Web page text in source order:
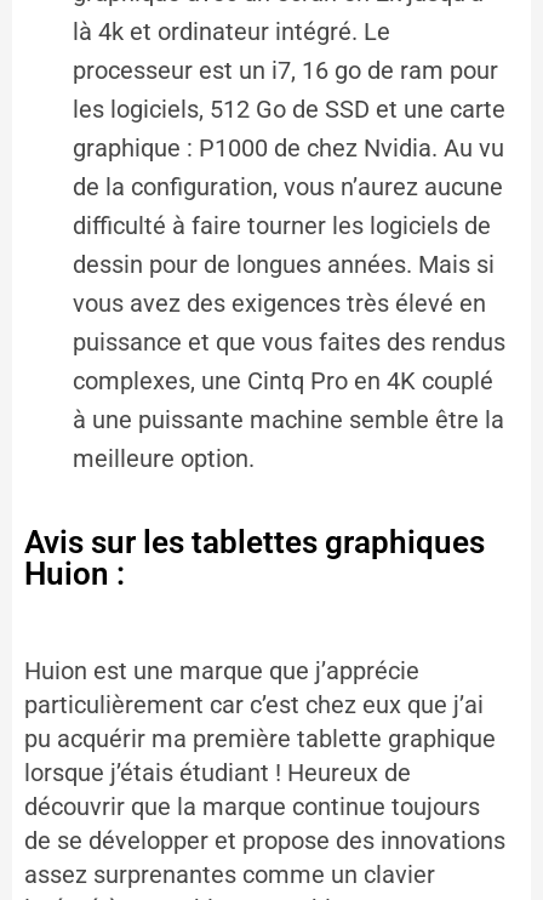
là 4k et ordinateur intégré. Le
processeur est un i7, 16 go de ram pour
les logiciels, 512 Go de SSD et une carte
graphique : P1000 de chez Nvidia. Au vu
de la configuration, vous n’aurez aucune
difficulté à faire tourner les logiciels de
dessin pour de longues années. Mais si
vous avez des exigences très élevé en
puissance et que vous faites des rendus
complexes, une Cintq Pro en 4K couplé
à une puissante machine semble être la
meilleure option.
Avis sur les tablettes graphiques
Huion :
Huion est une marque que j’apprécie
particulièrement car c’est chez eux que j’ai
pu acquérir ma première tablette graphique
lorsque j’étais étudiant ! Heureux de
découvrir que la marque continue toujours
de se développer et propose des innovations
assez surprenantes comme un clavier